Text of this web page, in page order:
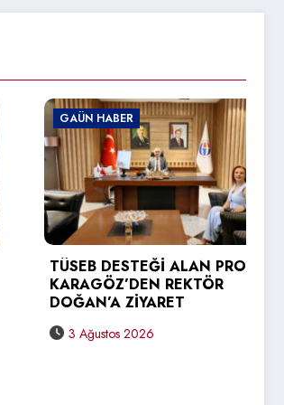
GAÜN HABER
TÜSEB DESTEĞİ ALAN PROF. DR.
KARAGÖZ’DEN REKTÖR
DOĞAN’A ZİYARET
3 Ağustos 2026